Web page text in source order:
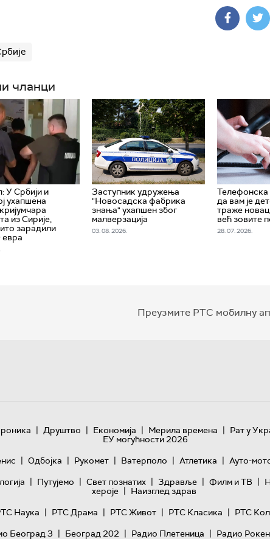
чланци
У Србији и
ухапшена
из Сирије,
зарадили
Заступник удружења
"Новосадска фабрика
знања" ухапшен због
малверзација
03. 08. 2026.
да вам је
траже новац
већ зовите
28. 07. 2026.
Преузмите РТС мобилну
| Друштво | Економија | Мерила времена | Рат у
ЕУ могућности 2026
| Одбојка | Рукомет | Ватерполо | Атлетика | Ауто-
| Путујемо | Свет познатих | Здравље | Филм и ТВ |
хероје | Наизглед здрав
Наука | РТС Драма | РТС Живот | РТС Класика | РТС
Београд 3 | Београд 202 | Радио Плетеница | Радио